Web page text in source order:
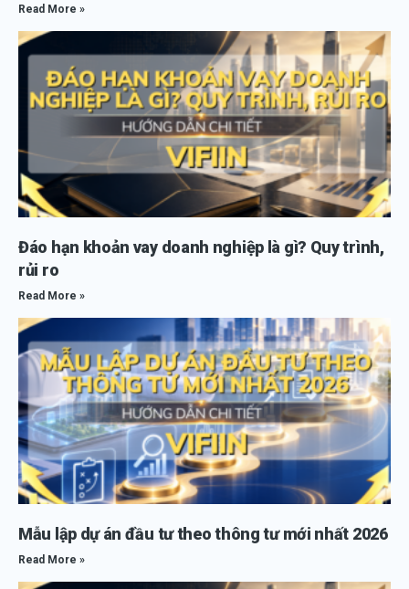
Read More »
Đáo hạn khoản vay doanh nghiệp là gì? Quy trình,
rủi ro
Read More »
Mẫu lập dự án đầu tư theo thông tư mới nhất 2026
Read More »